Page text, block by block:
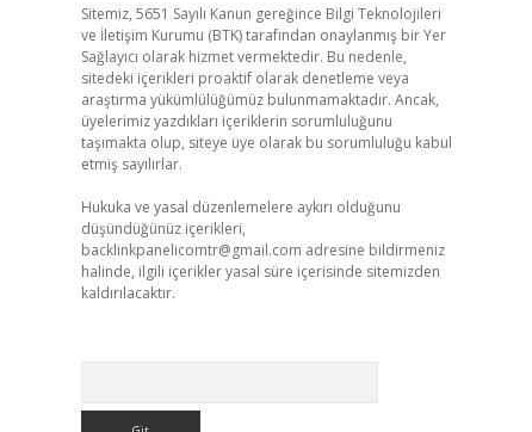
Sitemiz, 5651 Sayılı Kanun gereğince Bilgi Teknolojileri
ve İletişim Kurumu (BTK) tarafından onaylanmış bir Yer
Sağlayıcı olarak hizmet vermektedir. Bu nedenle,
sitedeki içerikleri proaktif olarak denetleme veya
araştırma yükümlülüğümüz bulunmamaktadır. Ancak,
üyelerimiz yazdıkları içeriklerin sorumluluğunu
taşımakta olup, siteye üye olarak bu sorumluluğu kabul
etmiş sayılırlar.
Hukuka ve yasal düzenlemelere aykırı olduğunu
düşündüğünüz içerikleri,
backlinkpanelicomtr@gmail.com adresine bildirmeniz
halinde, ilgili içerikler yasal süre içerisinde sitemizden
kaldırılacaktır.